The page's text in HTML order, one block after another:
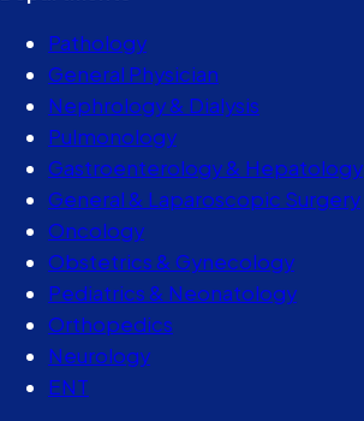
Pathology
General Physician
Nephrology & Dialysis
Pulmonology
Gastroenterology & Hepatology
General & Laparoscopic Surgery
Oncology
Obstetrics & Gynecology
Pediatrics & Neonatology
Orthopedics
Neurology
ENT